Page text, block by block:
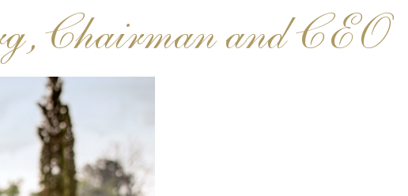
Chairman and CEO